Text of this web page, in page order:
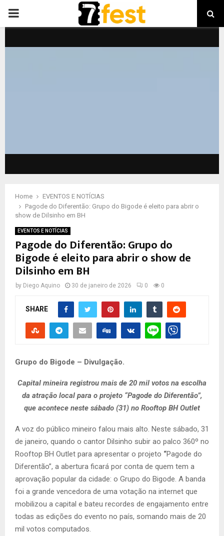
PRIMARY
Home
EVENTOS E NOTÍCIAS
Pagode do Diferentão: Grupo do Bigode é eleito para abrir o
show de Dilsinho em BH
EVENTOS E NOTÍCIAS
Pagode do Diferentão: Grupo do
Bigode é eleito para abrir o show de
Dilsinho em BH
by Diego Aquino 30 de janeiro de 2026 0 0
SHARE
Grupo do Bigode – Divulgação.
Capital mineira registrou mais de 20 mil votos na escolha
da atração local para o projeto “Pagode do Diferentão”,
que acontece neste sábado (31) no Rooftop BH Outlet
A voz do público mineiro falou mais alto. Neste sábado, 31
de janeiro, quando o cantor Dilsinho subir ao palco 360º no
Rooftop BH Outlet para apresentar o projeto “Pagode do
Diferentão”, a abertura ficará por conta de quem tem a
aprovação popular da cidade: o Grupo do Bigode. A banda
foi a grande vencedora de uma votação na internet que
mobilizou a capital e bateu recordes de engajamento entre
todas as edições do evento no país, somando mais de 20
mil votos computados.